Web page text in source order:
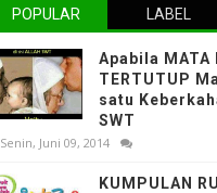
POPULAR LABEL
Apabila MATA
TERTUTUP
satu
SWT
Senin, Juni 09, 2014
KUMPULAN